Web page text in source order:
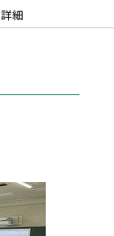
詳細